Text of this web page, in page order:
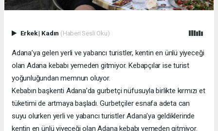
Erkek| Kadın (Haberi Sesli Oku)
Adana’ya gelen yerli ve yabancı turistler, kentin en ünlü yiyeceği
olan Adana kebabı yemeden gitmiyor. Kebapçılar ise turist
yoğunluğundan memnun oluyor.
Kebabın başkenti Adana’da gurbetçi nüfusuyla birlikte kırmızı et
tüketimi de artmaya başladı. Gurbetçiler esnafa adeta can
suyu olurken yerli ve yabancı turistler Adana’ya geldiklerinde
kentin en ünlü yiyeceği olan Adana kebabı yemeden gitmiyor.